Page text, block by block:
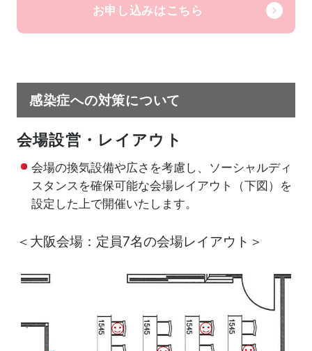
お申し込みはこちら
感染症への対策について
会場設営・レイアウト
会場の換気設備や広さを考慮し、ソーシャルディ
スタンスを確保可能な会場レイアウト（下図）を
設定した上で開催いたします。
＜大阪会場：定員7名の会場レイアウト＞